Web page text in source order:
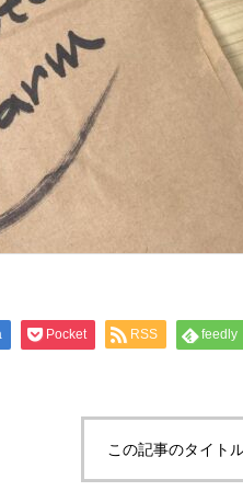
Pocket RSS feedly
この記事のタイト